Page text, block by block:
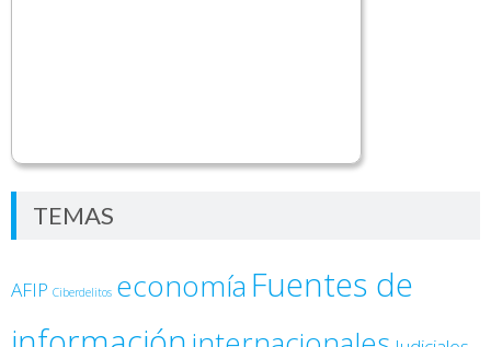
TEMAS
AFIP Ciberdelitos economía Fuentes de